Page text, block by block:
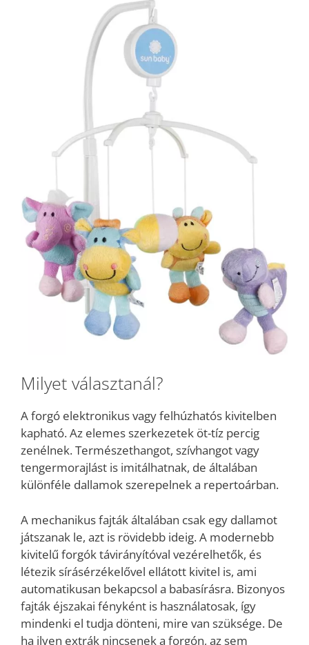
Milyet választanál?
A forgó elektronikus vagy felhúzhatós kivitelben
kapható. Az elemes szerkezetek öt-tíz percig
zenélnek. Természethangot, szívhangot vagy
tengermorajlást is imitálhatnak, de általában
különféle dallamok szerepelnek a repertoárban.
A mechanikus fajták általában csak egy dallamot
játszanak le, azt is rövidebb ideig. A modernebb
kivitelű forgók távirányítóval vezérelhetők, és
létezik sírásérzékelővel ellátott kivitel is, ami
automatikusan bekapcsol a babasírásra. Bizonyos
fajták éjszakai fényként is használatosak, így
mindenki el tudja dönteni, mire van szüksége. De
ha ilyen extrák nincsenek a forgón, az sem